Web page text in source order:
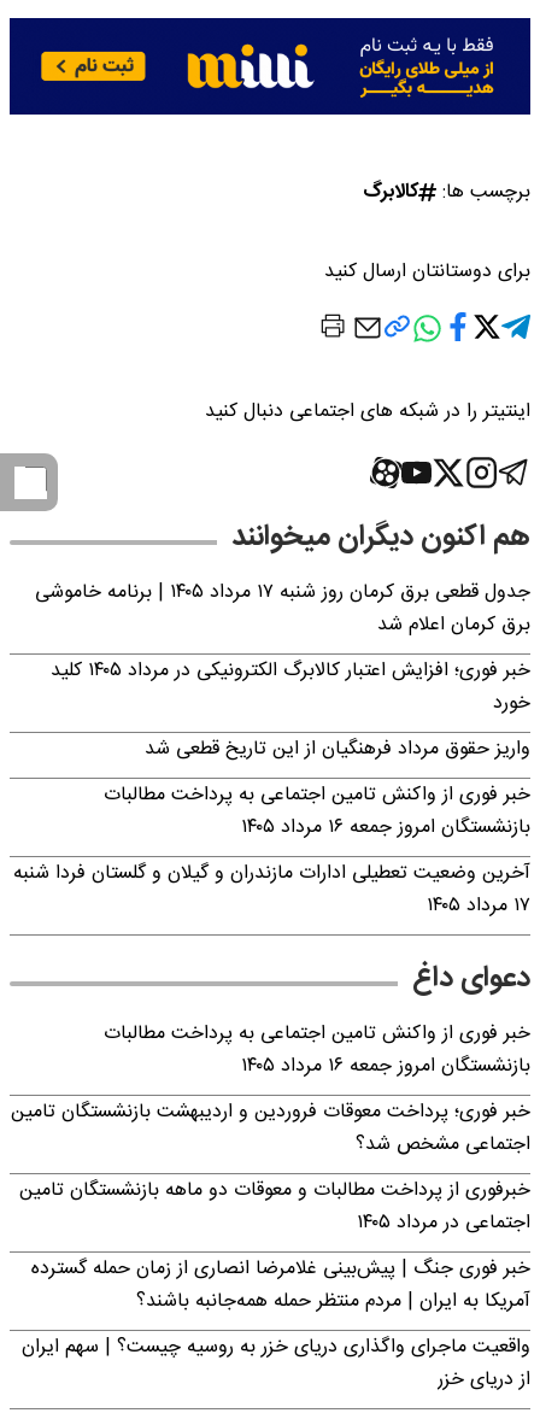
برچسب ها: کالابرگ
برای دوستانتان ارسال کنید
اینتیتر را در شبکه های اجتماعی دنبال کنید
هم اکنون دیگران میخوانند
جدول قطعی برق کرمان روز شنبه ۱۷ مرداد ۱۴۰۵ | برنامه خاموشی
برق کرمان اعلام شد
خبر فوری؛ افزایش اعتبار کالابرگ الکترونیکی در مرداد ۱۴۰۵ کلید
خورد
واریز حقوق مرداد فرهنگیان از این تاریخ قطعی شد
خبر فوری از واکنش تامین اجتماعی به پرداخت مطالبات
بازنشستگان امروز جمعه ۱۶ مرداد ۱۴۰۵
آخرین وضعیت تعطیلی ادارات مازندران و گیلان و گلستان فردا شنبه
۱۷ مرداد ۱۴۰۵
دعوای داغ
خبر فوری از واکنش تامین اجتماعی به پرداخت مطالبات
بازنشستگان امروز جمعه ۱۶ مرداد ۱۴۰۵
خبر فوری؛ پرداخت معوقات فروردین و اردیبهشت بازنشستگان تامین
اجتماعی مشخص شد؟
خبرفوری از پرداخت مطالبات و معوقات دو ماهه بازنشستگان تامین
اجتماعی در مرداد ۱۴۰۵
خبر فوری جنگ | پیش‌بینی غلامرضا انصاری از زمان حمله گسترده
آمریکا به ایران | مردم منتظر حمله همه‌جانبه باشند؟
واقعیت ماجرای واگذاری دریای خزر به روسیه چیست؟ | سهم ایران
از دریای خزر